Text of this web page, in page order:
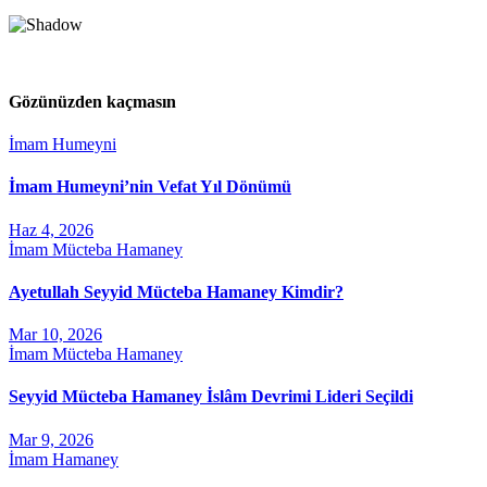
Gözünüzden kaçmasın
İmam Humeyni
İmam Humeyni’nin Vefat Yıl Dönümü
Haz 4, 2026
İmam Mücteba Hamaney
Ayetullah Seyyid Mücteba Hamaney Kimdir?
Mar 10, 2026
İmam Mücteba Hamaney
Seyyid Mücteba Hamaney İslâm Devrimi Lideri Seçildi
Mar 9, 2026
İmam Hamaney